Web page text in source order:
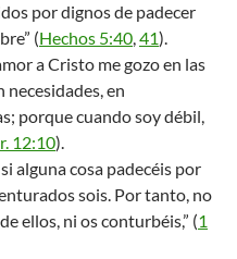
por dignos de padecer
(Hechos 5:40,41).
a Cristo me gozo en las
necesidades, en
porque cuando soy débil,
12:10).
alguna cosa padecéis por
sois. Por tanto, no
ellos, ni os conturbéis,” (1